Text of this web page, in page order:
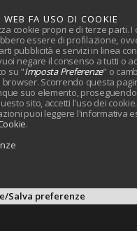
FA USO DI COOKIE
cookie propri e di terze parti. I
essere di profilazione,
pubblicità e servizi in linea
negare il consenso a tutti o
su "Imposta Preferenze" o
Scorrendo questa
suo elemento,
sito, accetti l'uso dei
puoi leggere l'informativa
.
Salva preferenze